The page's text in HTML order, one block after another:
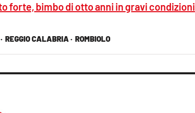
REGGIO CALABRIA · ROMBIOLO
forte, bimbo di otto anni in gravi condizioni